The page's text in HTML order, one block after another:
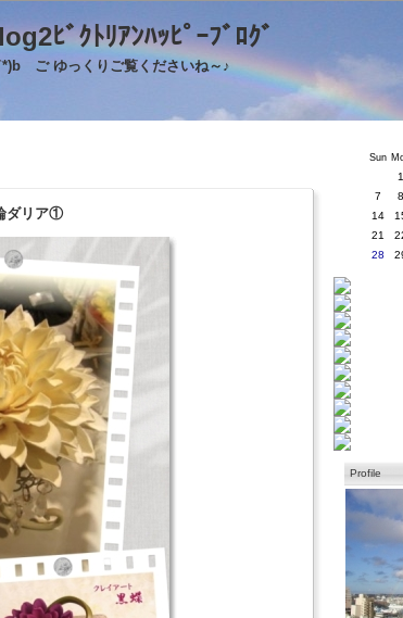
ﾋﾞｸﾄﾘｱﾝﾊｯﾋﾟｰﾌﾞﾛｸﾞ
ご ゆっくりご覧くださいね～♪
ダリア①
Sun
1
7
8
14
21
28
Profile